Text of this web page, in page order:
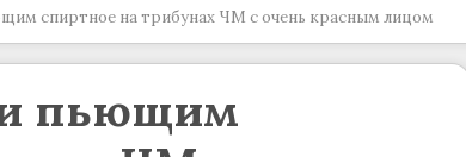
спиртное на трибунах ЧМ с очень красным лицом
пьющим